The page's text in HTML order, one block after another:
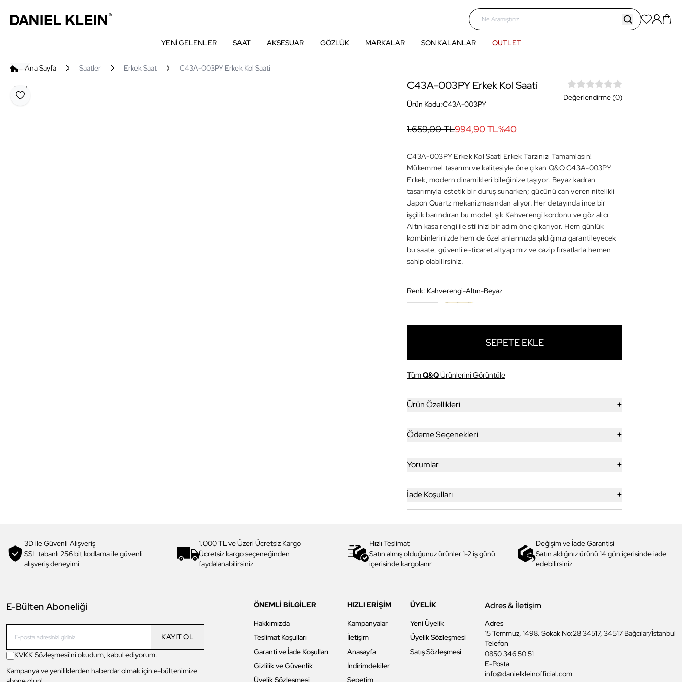
YENİ GELENLER SAAT AKSESUAR GÖZLÜK MARKALAR SON KALANLAR OUTLET
Ana Sayfa Saatler Erkek Saat C43A-003PY Erkek Kol Saati
Favoriye Ekle
Yeni
Paylaş
C43A-003PY Erkek Kol Saati
Ürün Kodu:C43A-003PY
Değerlendirme (0)
1.659,00 TL994,90 TL%40
C43A-003PY Erkek Kol Saati Erkek Tarzınızı Tamamlasın!
Mükemmel tasarımı ve kalitesiyle öne çıkan Q&Q C43A-003PY
Erkek, modern dinamikleri bileğinize taşıyor. Beyaz kadran
tasarımıyla estetik bir duruş sunarken; gücünü can veren nitelikli
Japon Quartz mekanizmasından alıyor. Her detayında ince bir
işçilik barındıran bu model, şık Kahverengi kordonu ve göz alıcı
Altın kasa rengi ile stilinizi bir adım öne çıkarıyor. Hem günlük
kombinlerinizde hem de özel anlarınızda şıklığınızı garantileyecek
bu saate, güvenli e-ticaret altyapımız ve cazip fırsatlarla hemen
sahip olabilirsiniz.
Renk: Kahverengi-Altın-Beyaz
SEPETE EKLE
TümQ&QÜrünlerini Görüntüle
Ürün Özellikleri +
Ödeme Seçenekleri +
Yorumlar +
İade Koşulları +
3D ile Güvenli Alışveriş
SSL tabanlı 256 bit kodlama ile güvenli
alışveriş deneyimi
1.000 TL ve Üzeri Ücretsiz Kargo
Ücretsiz kargo seçeneğinden
faydalanabilirsiniz
Hızlı Teslimat
Satın almış olduğunuz ürünler 1-2 iş günü
içerisinde kargolanır
Değişim ve İade Garantisi
Satın aldığınız ürünü 14 gün içerisinde iade
edebilirsiniz
E-Bülten Aboneliği
KAYIT OL
KVKK Sözleşmesi'ni okudum, kabul ediyorum.
Kampanya ve yeniliklerden haberdar olmak için e-bültenimize
ÖNEMLİ BİLGİLER
Hakkımızda
Teslimat Koşulları
Garanti ve İade Koşulları
Gizlilik ve Güvenlik
Üyelik Sözleşmesi
HIZLI ERİŞİM
Kampanyalar
İletişim
Anasayfa
İndirimdekiler
Sepetim
ÜYELİK
Yeni Üyelik
Üyelik Sözleşmesi
Satış Sözleşmesi
Adres & İletişim
Adres
15 Temmuz, 1498. Sokak No:28 34517, 34517 Bağcılar/İstanbul
Telefon
0850 346 50 51
E-Posta
info@danielkleinofficial.com